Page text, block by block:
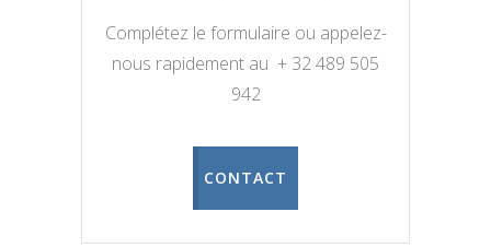
Complétez le formulaire ou appelez-
nous rapidement au + 32 489 505
942
CONTACT